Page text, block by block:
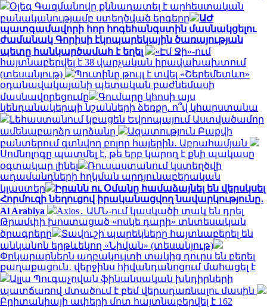
Օլեգ Գազմանովը քննադատել է արհեստական
բանականությամբ ստեղծված երգերը
ԱԺ
պատգամավորի հոր հոգեհանգստին մասնակցելու
ժամանակ Գորիսի էկոպարեկային ծառայության
պետը հանկարծամահ է եղել
«Էմ Ջի»-ում
հայտնաբերվել է 38 վարչական իրավախախտում
(տեսանյութ)
Պուտինը թույլ է տվել «Շերեմետևո»
օդանավակայանի պետական բաժնեմասի
մասնավորեցումը
Գումարը կհոսի այս
կենդանակերպի նշանների ձեռքը. ո՞վ կհարստանա
Լեհաստանում կբացեն Եվրոպայում Աստվածամոր
ամենաբարձր արձանը
Ազատություն Բաքվի
բանտերում գտնվող բոլոր հայերին․ Աբրահամյան
Սոմնոլոգը պատմել է, թե երբ կարող է քնի պակասը
օգտակար լինել
Ռուսաստանում կստեղծվի
ադամանդների հղկման արդյունաբերական
կլաստեր
Իրանն ու Օմանը համաձայնել են վերսկսել
Հորմուզի նեղուցով իրականացվող նավարկությունը․
Al Arabiya
Axios․ ԱՄՆ-ում կասկածի տակ են դրել
Թրամփի խոստացած «ոսկե դարի» տնտեսական
ծրագրերը
Տավուշի պարեկները հայտնաբերել են
անկանոն երթևեկող «Նիվան» (տեսանյութ)
Փրկարարներն աղբակույտի տակից դուրս են բերել
քաղաքացուն․ վերջինս հիվանդանոցում մահացել է
Ալլա Պուգաչովան ֆինանսական խնդիրների
պատճառով մտածում է բեմ վերադառնալու մասին
Բրիտանիայի ափերի մոտ հայտնաբերվել է 162